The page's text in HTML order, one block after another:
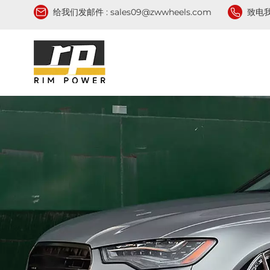
给我们发邮件 : sales09@zwwheels.com 致电